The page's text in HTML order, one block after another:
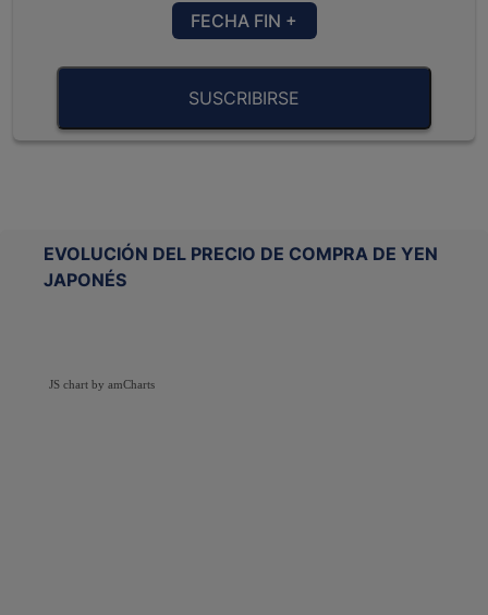
FECHA FIN +
SUSCRIBIRSE
EVOLUCIÓN DEL PRECIO DE COMPRA DE YEN
JAPONÉS
JS chart by amCharts